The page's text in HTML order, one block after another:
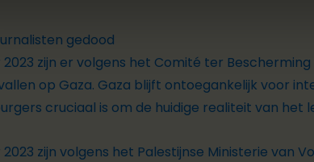
gedood
2023 zijn er volgens het Comité ter
op Gaza. Gaza blijft ontoegankelijk voor
cruciaal is om de huidige realiteit van het
zijn volgens het Palestijnse Ministerie van